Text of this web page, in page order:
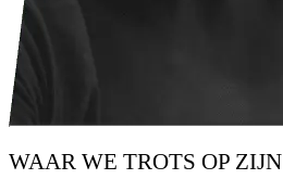
WAAR WE TROTS OP ZIJN